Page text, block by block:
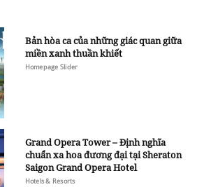
Bản hòa ca của những giác quan giữa
miền xanh thuần khiết
Homepage Slider
Grand Opera Tower – Định nghĩa
chuẩn xa hoa đương đại tại Sheraton
Saigon Grand Opera Hotel
Hotels & Resorts